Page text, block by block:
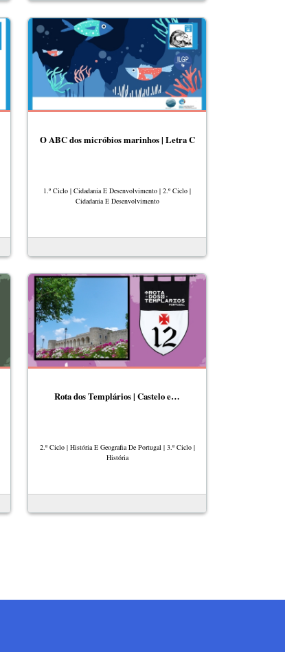
O ABC dos micróbios marinhos | Letra C
1.º Ciclo | Cidadania E Desenvolvimento | 2.º Ciclo |
Cidadania E Desenvolvimento
Rota dos Templários | Castelo e…
2.º Ciclo | História E Geografia De Portugal | 3.º Ciclo |
História